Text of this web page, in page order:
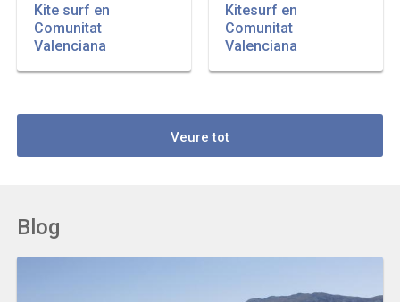
Kite surf en
Comunitat
Valenciana
Kitesurf en
Comunitat
Valenciana
Veure tot
Blog